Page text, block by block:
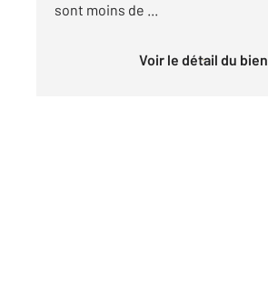
sont moins de ...
Voir le détail du bien